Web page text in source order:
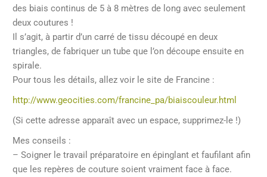
des biais continus de 5 à 8 mètres de long avec seulement
deux coutures !
Il s’agit, à partir d’un carré de tissu découpé en deux
triangles, de fabriquer un tube que l’on découpe ensuite en
spirale.
Pour tous les détails, allez voir le site de Francine :
http://www.geocities.com/francine_pa/biaiscouleur.html
(Si cette adresse apparaît avec un espace, supprimez-le !)
Mes conseils :
– Soigner le travail préparatoire en épinglant et faufilant afin
que les repères de couture soient vraiment face à face.